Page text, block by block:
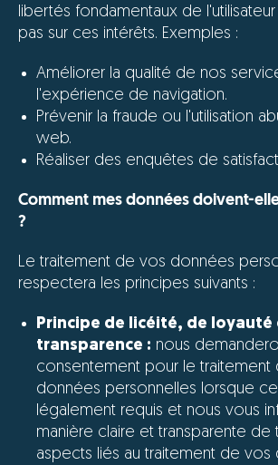
libertés fondamentaux de
pas sur ces intérêts. Exemples :
Améliorer la qualité de nos
l'expérience de navigation.
Prévenir la fraude ou l'utilisation
web.
Réaliser des enquêtes de
Comment mes données doivent-
?
Le traitement de vos données
respectera les principes suivants :
Principe de licéité, de loyauté
transparence : nous
consentement pour le traitement
données personnelles lorsque
légalement requis et nous vous
manière claire et transparente de
aspects liés au traitement de vos
Connexion
Utilisateur
Mot de passe
Vous avez oublié votre mot